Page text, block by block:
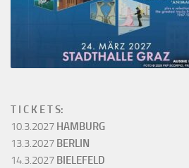
T I C K E T S:
10.3.2027 HAMBURG
13.3.2027 BERLIN
14.3.2027 BIELEFELD